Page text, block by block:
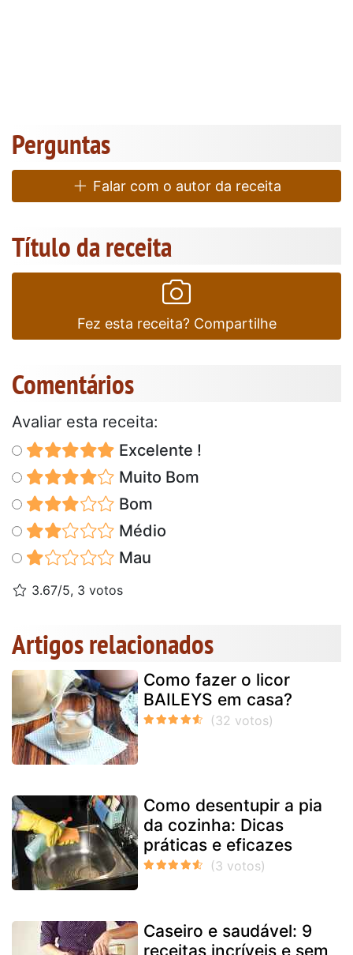
Perguntas
Falar com o autor da receita
Título da receita
Fez esta receita? Compartilhe
Comentários
Avaliar esta receita:
Excelente !
Muito Bom
Bom
Médio
Mau
3.67/5, 3 votos
Artigos relacionados
Como fazer o licor
BAILEYS em casa?
Como desentupir a pia
da cozinha: Dicas
práticas e eficazes
Caseiro e saudável: 9
receitas incríveis e sem